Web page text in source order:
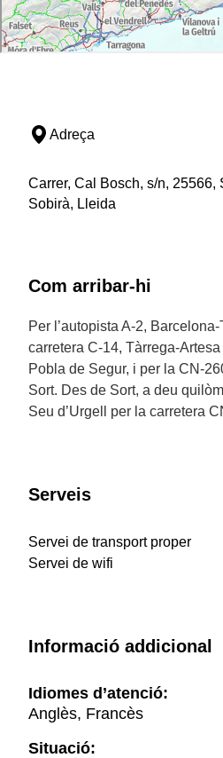
Adreça
Carrer, Cal Bosch, s/n, 25566,
Sobirà, Lleida
Com arribar-hi
Per l’autopista A-2,
carretera C-14, Tàrrega-
Pobla de Segur, i per la CN-
Sort. Des de Sort, a deu
Seu d’Urgell per la carretera
Serveis
Servei de transport proper
Servei de wifi
Informació addicional
Idiomes d’atenció:
Anglès, Francès
Situació: